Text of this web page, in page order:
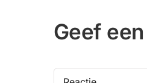
Geef